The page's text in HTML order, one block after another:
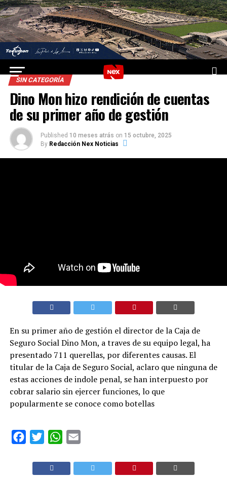
SIN CATEGORÍA
Dino Mon hizo rendición de cuentas
de su primer año de gestión
Published 10 meses atrás on 15 octubre, 2025
By Redacción Nex Noticias
En su primer año de gestión el director de la Caja de
Seguro Social Dino Mon, a traves de su equipo legal, ha
presentado 711 querellas, por diferentes causas. El
titular de la Caja de Seguro Social, aclaro que ninguna de
estas acciones de indole penal, se han interpuesto por
cobrar salario sin ejercer funciones, lo que
popularmente se conoce como botellas
Facebook
TwitterWhatsApp